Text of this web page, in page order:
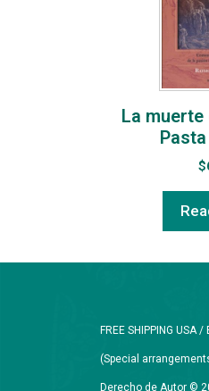
La
$
FREE SHIPPING
(Special
Derecho de Autor ©